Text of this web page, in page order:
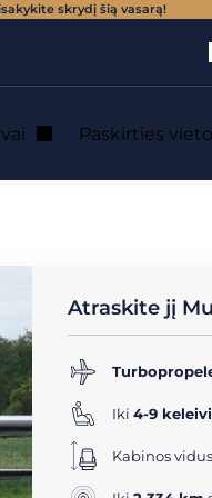
skrydį šią vasarą!
Paskirties
Atraskite jį
Iki 4-9
Kabinos